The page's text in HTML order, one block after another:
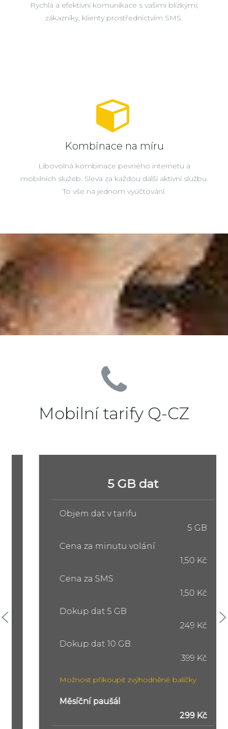
Rychlá a efektivní komunikace s vašimi blízkými,
zákazníky, klienty prostřednictvím SMS.
Kombinace na míru
Libovolná kombinace pevného internetu a
mobilních služeb. Sleva za každou další aktivní službu.
To vše na jednom vyúčtování.
Mobilní tarify Q-CZ
5 GB dat
Objem dat v tarifu
5 GB
Cena za minutu volání
1,50 Kč
Cena za SMS
1,50 Kč
Dokup dat 5 GB
249 Kč
Dokup dat 10 GB
399 Kč
Možnost přikoupit zvýhodněné balíčky
Měsíční paušál
299 Kč